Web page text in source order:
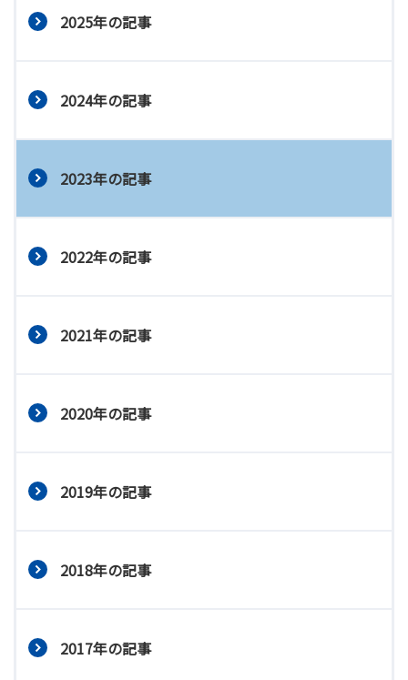
2025年の記事
2024年の記事
2023年の記事
2022年の記事
2021年の記事
2020年の記事
2019年の記事
2018年の記事
2017年の記事